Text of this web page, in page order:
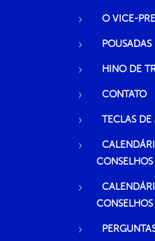
O VICE-
POUSADAS
HINO DE
CONTATO
TECLAS DE